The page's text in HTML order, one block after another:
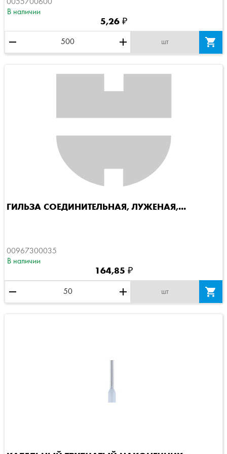
0055700600
В наличии
5,26 ₽
remove add шт 
ГИЛЬЗА СОЕДИНИТЕЛЬНАЯ, ЛУЖЕНАЯ,...
00967300035
В наличии
164,85 ₽
remove add шт 